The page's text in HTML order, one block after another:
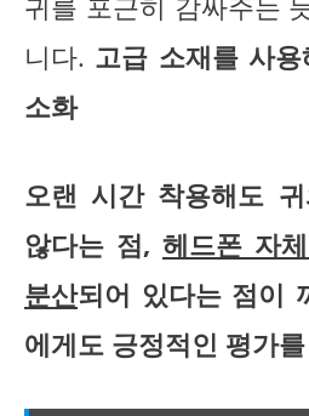
니다. 고급 소재를 사
소화
오랜 시간 착용해도
않다는 점, 헤드폰 자
분산되어 있다는 점이
에게도 긍정적인 평가